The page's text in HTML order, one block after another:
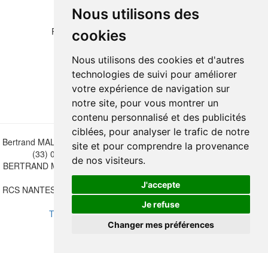
Nous utilisons des
cookies
Nous utilisons des cookies et d'autres
technologies de suivi pour améliorer
votre expérience de navigation sur
notre site, pour vous montrer un
contenu personnalisé et des publicités
ciblées, pour analyser le trafic de notre
site et pour comprendre la provenance
de nos visiteurs.
J'accepte
Je refuse
Changer mes préférences
Please copy the letters and numbers below:
Bertrand MALVAUX - 22 rue Crébillon, 44000 Nantes - FRANCE - Tél.
(33) 02 40 733 600 — bertrand.malvaux@wanadoo.fr
BERTRAND MALVAUX - ÉDITIONS DU CANONNIER SARL au capital
de 47.000 EUROS
RCS NANTES B 442 295 077 - N° INTRACOMMUNAUTAIRE CEE FR
30 442 295 077
Terms of sales-Update cookies preferences